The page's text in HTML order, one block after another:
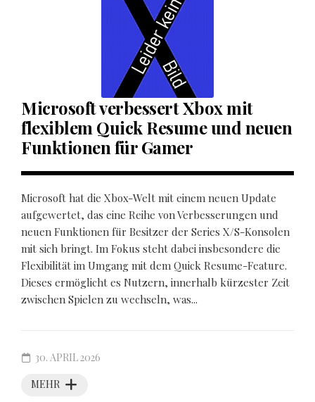
Microsoft verbessert Xbox mit
flexiblem Quick Resume und neuen
Funktionen für Gamer
Microsoft hat die Xbox-Welt mit einem neuen Update
aufgewertet, das eine Reihe von Verbesserungen und
neuen Funktionen für Besitzer der Series X/S-Konsolen
mit sich bringt. Im Fokus steht dabei insbesondere die
Flexibilität im Umgang mit dem Quick Resume-Feature.
Dieses ermöglicht es Nutzern, innerhalb kürzester Zeit
zwischen Spielen zu wechseln, was...
MEHR
30. APRIL 2026